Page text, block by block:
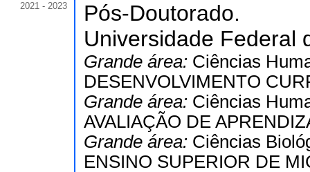
2021 - 2023
Pós-Doutorado.
Universidade Federal
Grande área: Ciências
DESENVOLVIMENTO
Grande área: Ciências
AVALIAÇÃO DE
Grande área: Ciências
ENSINO SUPERIOR DE